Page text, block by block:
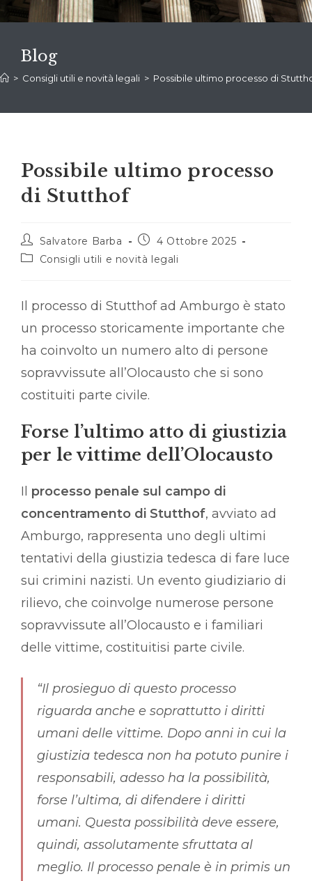
Blog
> Consigli utili e novità legali > Possibile ultimo processo di
Possibile ultimo processo
di Stutthof
Autore
dell'articolo:
Salvatore Barba
Articolo
pubblicato:
4 Ottobre 2025
Categoria
Consigli utili e novità legali
Il processo di Stutthof ad Amburgo è stato
un processo storicamente importante che
ha coinvolto un numero alto di persone
sopravvissute all’Olocausto che si sono
costituiti parte civile.
Forse l’ultimo atto di giustizia
per le vittime dell’Olocausto
Il processo penale sul campo di
concentramento di Stutthof, avviato ad
Amburgo, rappresenta uno degli ultimi
tentativi della giustizia tedesca di fare luce
sui crimini nazisti. Un evento giudiziario di
rilievo, che coinvolge numerose persone
sopravvissute all’Olocausto e i familiari
delle vittime, costituitisi parte civile.
“Il prosieguo di questo processo
riguarda anche e soprattutto i diritti
umani delle vittime. Dopo anni in cui la
giustizia tedesca non ha potuto punire i
responsabili, adesso ha la possibilità,
forse l’ultima, di difendere i diritti
umani. Questa possibilità deve essere,
quindi, assolutamente sfruttata al
meglio. Il processo penale è in primis un